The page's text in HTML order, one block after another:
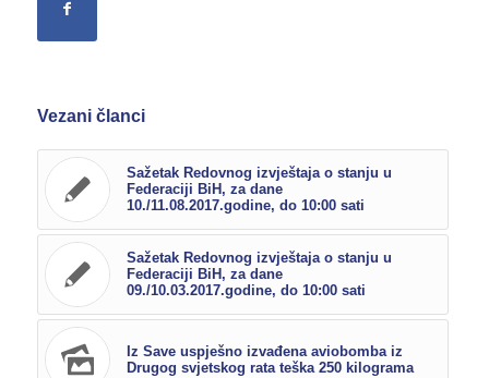
Vezani članci
Sažetak Redovnog izvještaja o stanju u
Federaciji BiH, za dane
10./11.08.2017.godine, do 10:00 sati
Sažetak Redovnog izvještaja o stanju u
Federaciji BiH, za dane
09./10.03.2017.godine, do 10:00 sati
Iz Save uspješno izvađena aviobomba iz
Drugog svjetskog rata teška 250 kilograma